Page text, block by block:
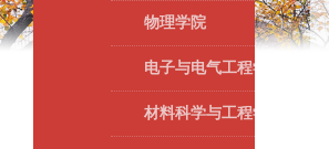
物理学院
电子与电气工程学院
材料科学与工程学院